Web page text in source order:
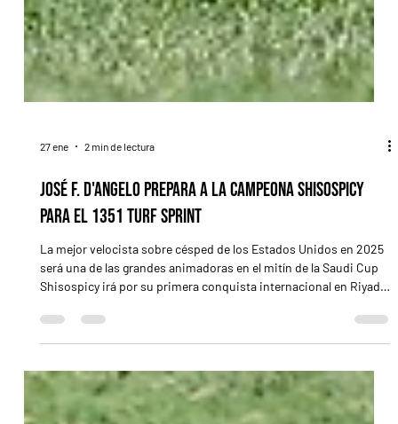
27 ene
José F. D'Angelo prepara a la campeona Shisospicy
para el 1351 Turf Sprint
La mejor velocista sobre césped de los Estados Unidos en 2025
Shisospicy irá por su primera conquista internacional en Riyadh
El de la Saudi Cup (G1), consolidado como el mitín más rico del
planeta con una bolsa total de US$ 39,6 millones, comenzó a
confirmar a sus grandes protagonistas p